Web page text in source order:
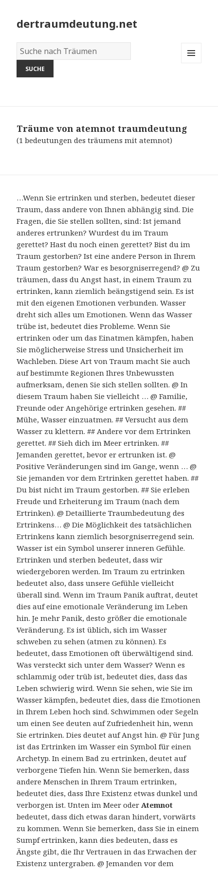
dertraumdeutung.net
Wörterbuch
der
Träume:
Träume von atemnot traumdeutung
(1 bedeutungen des träumens mit atemnot)
…Wenn Sie ertrinken und sterben, bedeutet dieser
Traum, dass andere von Ihnen abhängig sind. Die
Fragen, die Sie stellen sollten, sind: Ist jemand
anderes ertrunken? Wurdest du im Traum
gerettet? Hast du noch einen gerettet? Bist du im
Traum gestorben? Ist eine andere Person in Ihrem
Traum gestorben? War es besorgniserregend? @ Zu
träumen, dass du Angst hast, in einem Traum zu
ertrinken, kann ziemlich beängstigend sein. Es ist
mit den eigenen Emotionen verbunden. Wasser
dreht sich alles um Emotionen. Wenn das Wasser
trübe ist, bedeutet dies Probleme. Wenn Sie
ertrinken oder um das Einatmen kämpfen, haben
Sie möglicherweise Stress und Unsicherheit im
Wachleben. Diese Art von Traum macht Sie auch
auf bestimmte Regionen Ihres Unbewussten
aufmerksam, denen Sie sich stellen sollten. @ In
diesem Traum haben Sie vielleicht … @ Familie,
Freunde oder Angehörige ertrinken gesehen. ##
Mühe, Wasser einzuatmen. ## Versucht aus dem
Wasser zu klettern. ## Andere vor dem Ertrinken
gerettet. ## Sieh dich im Meer ertrinken. ##
Jemanden gerettet, bevor er ertrunken ist. @
Positive Veränderungen sind im Gange, wenn … @
Sie jemanden vor dem Ertrinken gerettet haben. ##
Du bist nicht im Traum gestorben. ## Sie erleben
Freude und Erheiterung im Traum (nach dem
Ertrinken). @ Detaillierte Traumbedeutung des
Ertrinkens… @ Die Möglichkeit des tatsächlichen
Ertrinkens kann ziemlich besorgniserregend sein.
Wasser ist ein Symbol unserer inneren Gefühle.
Ertrinken und sterben bedeutet, dass wir
wiedergeboren werden. Im Traum zu ertrinken
bedeutet also, dass unsere Gefühle vielleicht
überall sind. Wenn im Traum Panik auftrat, deutet
dies auf eine emotionale Veränderung im Leben
hin. Je mehr Panik, desto größer die emotionale
Veränderung. Es ist üblich, sich im Wasser
schweben zu sehen (atmen zu können). Es
bedeutet, dass Emotionen oft überwältigend sind.
Was versteckt sich unter dem Wasser? Wenn es
schlammig oder trüb ist, bedeutet dies, dass das
Leben schwierig wird. Wenn Sie sehen, wie Sie im
Wasser kämpfen, bedeutet dies, dass die Emotionen
in Ihrem Leben hoch sind. Schwimmen oder Segeln
um einen See deuten auf Zufriedenheit hin, wenn
Sie ertrinken. Dies deutet auf Angst hin. @ Für Jung
ist das Ertrinken im Wasser ein Symbol für einen
Archetyp. In einem Bad zu ertrinken, deutet auf
verborgene Tiefen hin. Wenn Sie bemerken, dass
andere Menschen in Ihrem Traum ertrinken,
bedeutet dies, dass Ihre Existenz etwas dunkel und
verborgen ist. Unten im Meer oderAtemnot
bedeutet, dass dich etwas daran hindert, vorwärts
zu kommen. Wenn Sie bemerken, dass Sie in einem
Sumpf ertrinken, kann dies bedeuten, dass es
Ängste gibt, die Ihr Vertrauen in das Erwachen der
Existenz untergraben. @ Jemanden vor dem